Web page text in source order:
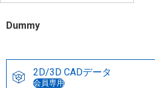
Dummy
2D/3D CADデータ
会員専用